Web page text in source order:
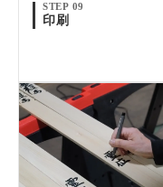
STEP 09
印刷